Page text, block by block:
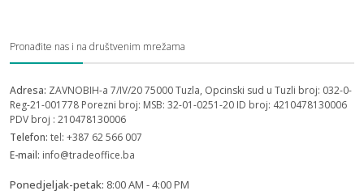
Pronađite nas i na društvenim mrežama
Adresa: ZAVNOBIH-a 7/IV/20 75000 Tuzla, Opcinski sud u Tuzli broj: 032-0-
Reg-21-001778 Porezni broj: MSB: 32-01-0251-20 ID broj: 4210478130006
PDV broj : 210478130006
Telefon: tel: +387 62 566 007
E-mail: info@tradeoffice.ba
Ponedjeljak-petak: 8:00 AM - 4:00 PM